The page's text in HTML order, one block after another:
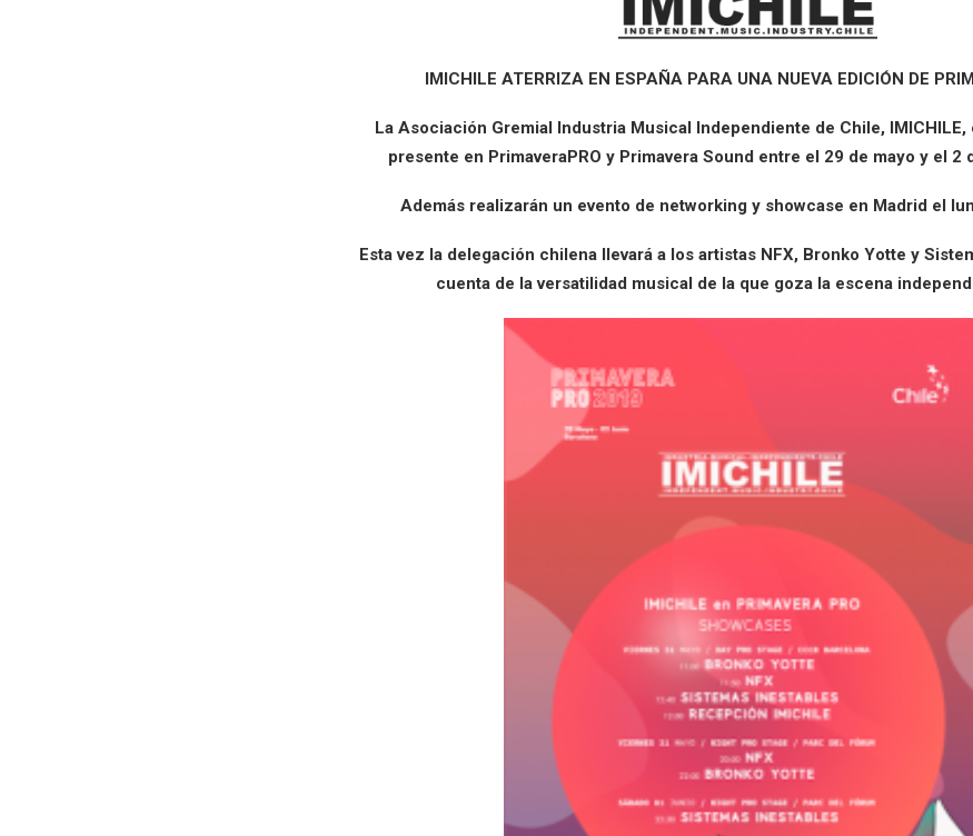
IMICHILE ATERRIZA EN ESPAÑA PARA UNA NUEVA EDICIÓN DE
La Asociación Gremial Industria Musical Independiente de Chile, IMICHILE,
presente en PrimaveraPRO y Primavera Sound entre el 29 de mayo y el 2
Además realizarán un evento de networking y showcase en Madrid el
Esta vez la delegación chilena llevará a los artistas NFX, Bronko Yotte y
cuenta de la versatilidad musical de la que goza la escena